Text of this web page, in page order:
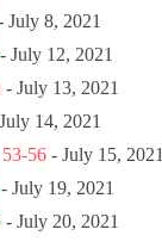
July 8, 2021
- July 12, 2021
- July 13, 2021
14, 2021
56 - July 15, 2021
- July 19, 2021
- July 20, 2021